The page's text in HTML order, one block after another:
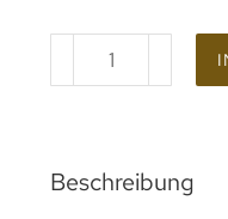
Beschreibung